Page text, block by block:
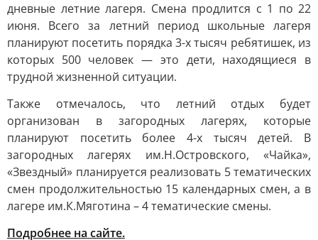
дневные летние лагеря. Смена продлится с 1 по 22
июня. Всего за летний период школьные лагеря
планируют посетить порядка 3-х тысяч ребятишек, из
которых 500 человек — это дети, находящиеся в
трудной жизненной ситуации.
Также отмечалось, что летний отдых будет
организован в загородных лагерях, которые
планируют посетить более 4-х тысяч детей. В
загородных лагерях им.Н.Островского, «Чайка»,
«Звездный» планируется реализовать 5 тематических
смен продолжительностью 15 календарных смен, а в
лагере им.К.Мяготина – 4 тематические смены.
Подробнее на сайте.